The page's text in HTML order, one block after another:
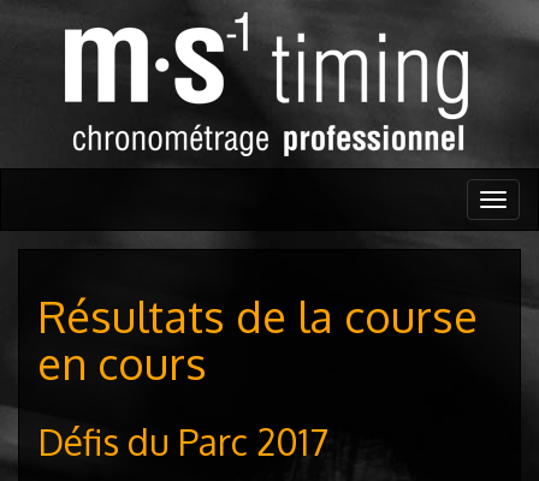
Résultats de la course
en cours
Défis du Parc 2017